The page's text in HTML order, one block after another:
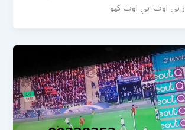
بي اوت-بي اوت كيو